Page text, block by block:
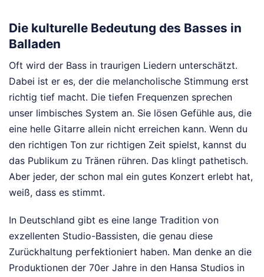
Die kulturelle Bedeutung des Basses in
Balladen
Oft wird der Bass in traurigen Liedern unterschätzt.
Dabei ist er es, der die melancholische Stimmung erst
richtig tief macht. Die tiefen Frequenzen sprechen
unser limbisches System an. Sie lösen Gefühle aus, die
eine helle Gitarre allein nicht erreichen kann. Wenn du
den richtigen Ton zur richtigen Zeit spielst, kannst du
das Publikum zu Tränen rühren. Das klingt pathetisch.
Aber jeder, der schon mal ein gutes Konzert erlebt hat,
weiß, dass es stimmt.
In Deutschland gibt es eine lange Tradition von
exzellenten Studio-Bassisten, die genau diese
Zurückhaltung perfektioniert haben. Man denke an die
Produktionen der 70er Jahre in den Hansa Studios in